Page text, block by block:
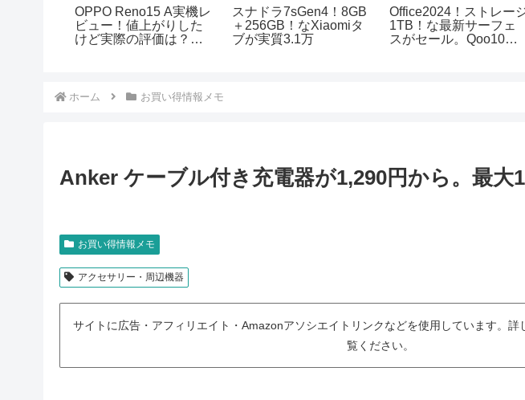
OPPO Reno15 A実機レ
ビュー！値上がりした
けど実際の評価は？徹
スナドラ7sGen4！8GB
＋256GB！なXiaomiタ
ブが実質3.1万
Office2024！ストレー
1TB！な最新サーフェ
スがセール。Qoo10メ
ホーム お買い得情報メモ
Anker ケーブル付き充電器が1,290円から。最大
お買い得情報メモ
アクセサリー・周辺機器
サイトに広告・アフィリエイト・Amazonアソシエイトリンクなどを使用しています。
覧ください。